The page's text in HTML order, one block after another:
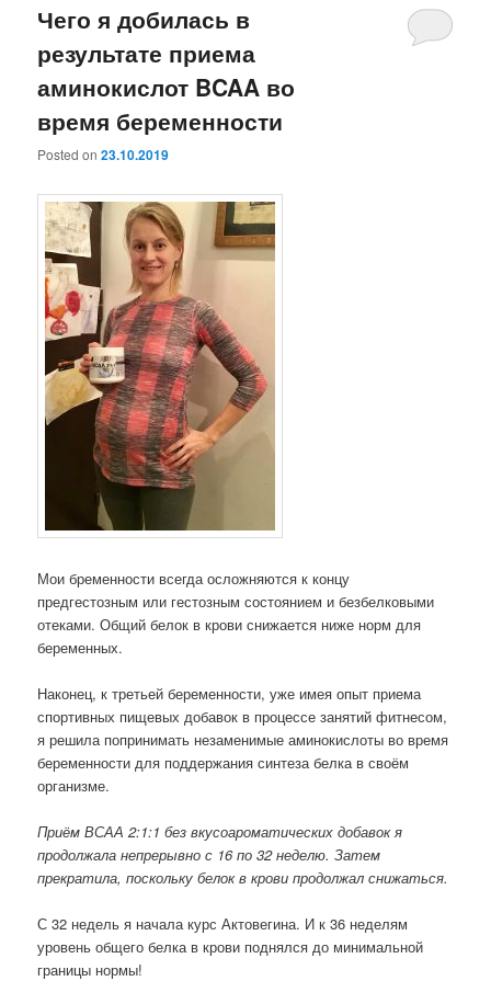
Чего я добилась в
результате приема
аминокислот BCAA во
время беременности
Posted on23.10.2019
Мои бременности всегда осложняются к концу
предгестозным или гестозным состоянием и безбелковыми
отеками. Общий белок в крови снижается ниже норм для
беременных.
Наконец, к третьей беременности, уже имея опыт приема
спортивных пищевых добавок в процессе занятий фитнесом,
я решила попринимать незаменимые аминокислоты во время
беременности для поддержания синтеза белка в своём
организме.
Приём ВСАА 2:1:1 без вкусоароматических добавок я
продолжала непрерывно с 16 по 32 неделю. Затем
прекратила, поскольку белок в крови продолжал снижаться.
С 32 недель я начала курс Актовегина. И к 36 неделям
уровень общего белка в крови поднялся до минимальной
границы нормы!